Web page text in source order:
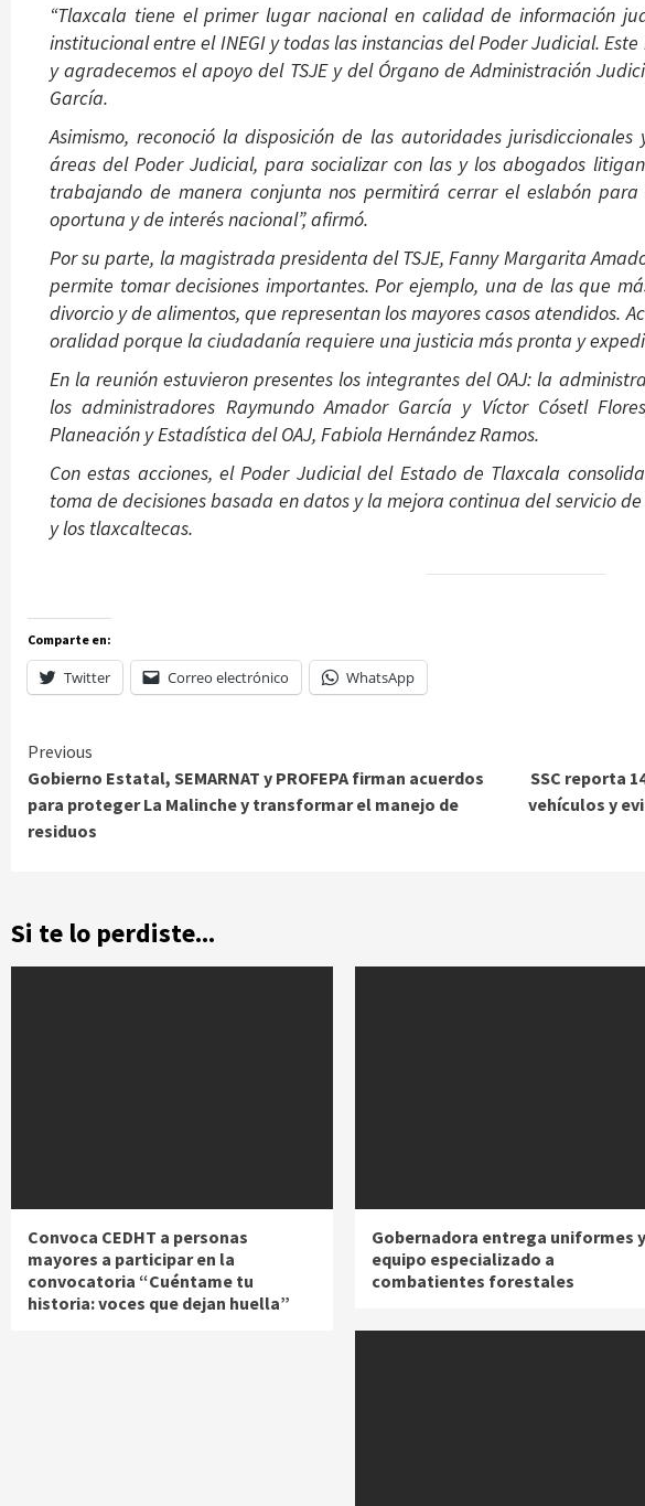
“Tlaxcala tiene el primer lugar nacional en calidad de información
institucional entre el INEGI y todas las instancias del Poder Judicial.
y agradecemos el apoyo del TSJE y del Órgano de Administración
García.
Asimismo, reconoció la disposición de las autoridades
áreas del Poder Judicial, para socializar con las y los abogados
trabajando de manera conjunta nos permitirá cerrar el eslabón para
oportuna y de interés nacional”, afirmó.
Por su parte, la magistrada presidenta del TSJE, Fanny Margarita
permite tomar decisiones importantes. Por ejemplo, una de las que
divorcio y de alimentos, que representan los mayores casos atendidos.
oralidad porque la ciudadanía requiere una justicia más pronta y
En la reunión estuvieron presentes los integrantes del OAJ: la
los administradores Raymundo Amador García y Víctor Cósetl
Planeación y Estadística del OAJ, Fabiola Hernández Ramos.
Con estas acciones, el Poder Judicial del Estado de Tlaxcala
toma de decisiones basada en datos y la mejora continua del servicio
y los tlaxcaltecas.
Comparte en:
Twitter Correo electrónico WhatsApp
Continue
Reading
Previous
Gobierno Estatal, SEMARNAT y PROFEPA firman acuerdos
para proteger La Malinche y transformar el manejo de
residuos
SSC reporta
vehículos y
Si te lo perdiste...
Convoca CEDHT a personas
mayores a participar en la
convocatoria “Cuéntame tu
historia: voces que dejan huella”
Gobernadora entrega uniformes y
equipo especializado a
combatientes forestales